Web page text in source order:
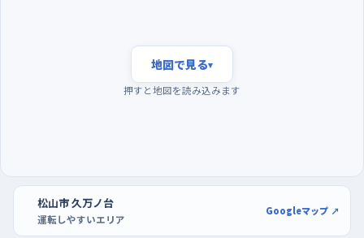
どに増えて、判断する材料が多くなる。それより早い夜明けすぎ
の時間帯は交通量が落ち着いていて、同じ道でも景色をゆっくり
確かめながら走れるので、練習の一本目にはこの時間が向いて
DCM城北店のような大型店の駐車場で、区画が空いている開店
前後を狙うといい。白線が見やすく通路も広いので、切り返しを
何度もやり直せる。
地図で見る▾
押すと地図を読み込みます
松山市 久万ノ台
運転しやすいエリア
Googleマップ ↗